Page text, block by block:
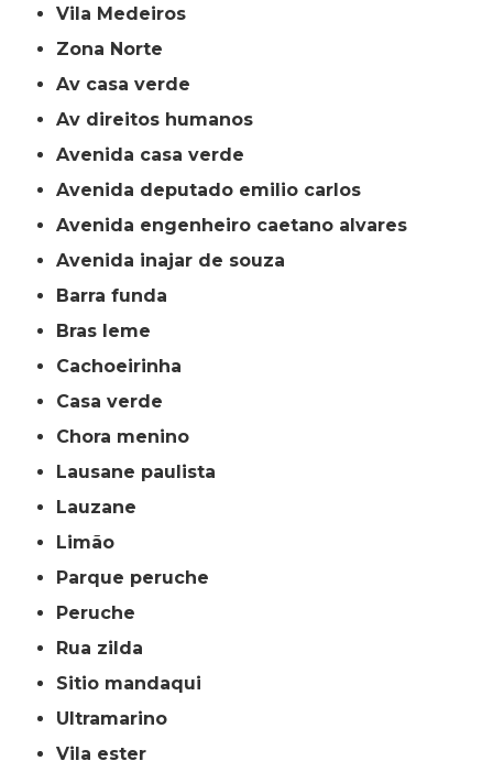
Vila Medeiros
Zona Norte
av casa verde
av direitos humanos
avenida casa verde
avenida deputado emilio carlos
avenida engenheiro caetano alvares
avenida inajar de souza
barra funda
bras leme
cachoeirinha
casa verde
chora menino
lausane paulista
lauzane
limão
parque peruche
peruche
rua zilda
sitio mandaqui
ultramarino
vila ester